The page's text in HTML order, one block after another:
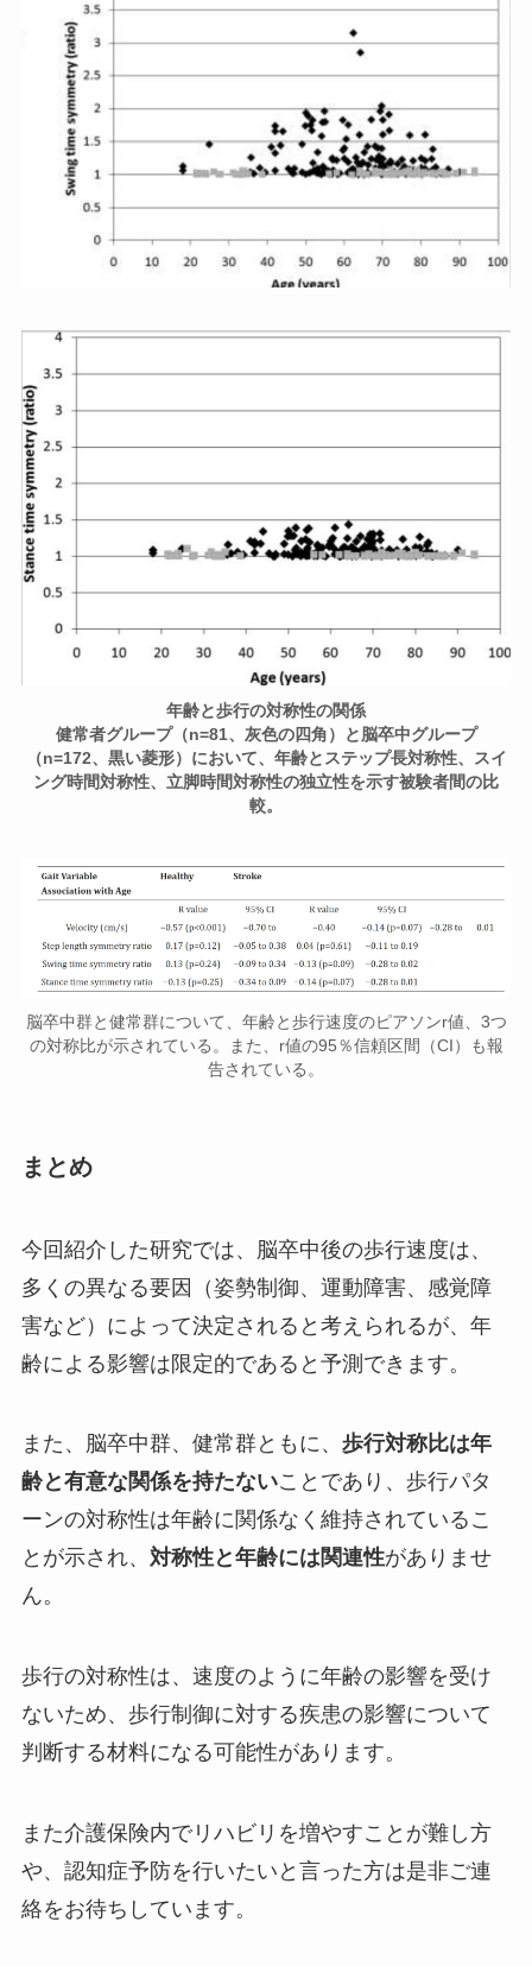
年齢と歩行の対称性の関係
健常者グループ（n=81、灰色の四角）と脳卒中グループ
（n=172、黒い菱形）において、年齢とステップ長対称性、スイ
ング時間対称性、立脚時間対称性の独立性を示す被験者間の比
較。
脳卒中群と健常群について、年齢と歩行速度のピアソンr値、3つ
の対称比が示されている。また、r値の95％信頼区間（CI）も報
告されている。
まとめ
今回紹介した研究では、脳卒中後の歩行速度は、
多くの異なる要因（姿勢制御、運動障害、感覚障
害など）によって決定されると考えられるが、 年
齢による影響は限定的であると予測できます。
また、脳卒中群、健常群ともに、 歩行対称比は年
齢と有意な関係を持たないことであり、歩行パタ
ーンの対称性は年齢に関係なく維持されているこ
とが示され、 対称性と年齢には関連性がありませ
ん。
歩行の対称性は、速度のように年齢の影響を受け
ないため、歩行制御に対する疾患の影響について
判断する材料になる可能性があります。
また介護保険内でリハビリを増やすことが難し方
や、認知症予防を行いたいと言った方は是非ご連
絡をお待ちしています。